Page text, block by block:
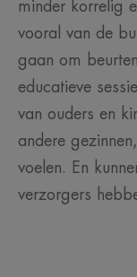
minder korrelig
vooral van de
gaan om
educatieve
van ouders en
andere
voelen. En
verzorgers